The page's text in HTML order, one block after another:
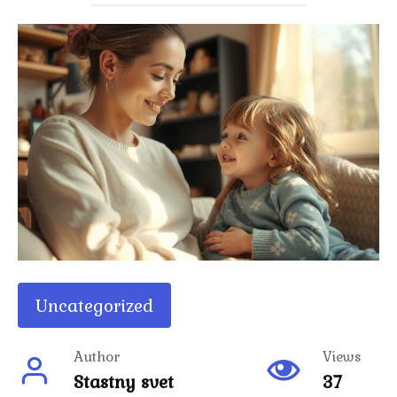
Uncategorized
Author
Stastny svet
Views
37